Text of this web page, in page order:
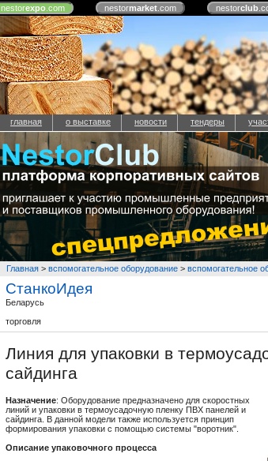
nestorexpo.com nestormarket.com nestorclub
главная о выставке новости тендеры
Главная > вспомогательное оборудование > вспомогательное
СтанкоИдея
Беларусь
торговля
Линия для упаковки в
сайдинга
Назначение: Оборудование предназначено для скоростных
линий и упаковки в термоусадочную пленку ПВХ панелей и
сайдинга. В данной модели также используется принцип
формирования упаковки с помощью системы "воротник".
Описание упаковочного процесса